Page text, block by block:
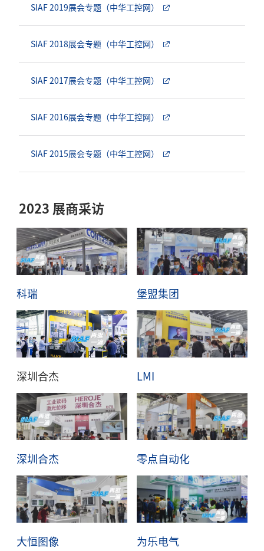
SIAF 2019展会专题（中华工控网）
SIAF 2018展会专题（中华工控网）
SIAF 2017展会专题（中华工控网）
SIAF 2016展会专题（中华工控网）
SIAF 2015展会专题（中华工控网）
2023 展商采访
科瑞 堡盟集团
深圳合杰 LMI
深圳合杰 零点自动化
大恒图像 为乐电气